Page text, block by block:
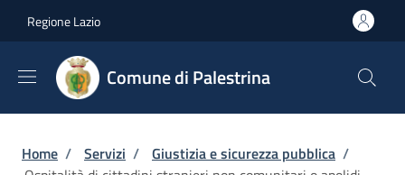
Regione Lazio
Comune di Palestrina
Briciole di pane
Home / Servizi / Giustizia e sicurezza pubblica /